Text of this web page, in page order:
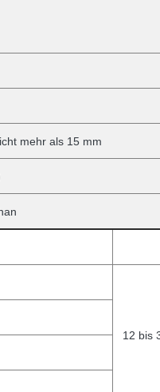
mehr als 15 mm
12 bis